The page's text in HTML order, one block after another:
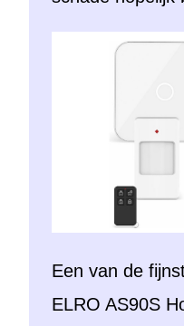
Een van de
ELRO AS90S